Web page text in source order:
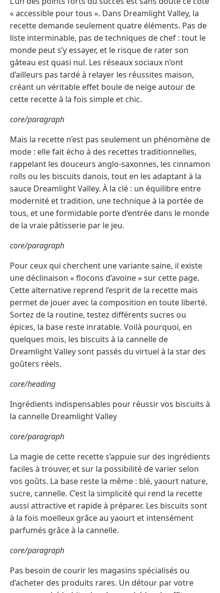
« accessible pour tous ». Dans Dreamlight Valley, la
recette demande seulement quatre éléments. Pas de
liste interminable, pas de techniques de chef : tout le
monde peut s’y essayer, et le risque de rater son
gâteau est quasi nul. Les réseaux sociaux n’ont
d’ailleurs pas tardé à relayer les réussites maison,
créant un véritable effet boule de neige autour de
cette recette à la fois simple et chic.
core/paragraph
Mais la recette n’est pas seulement un phénomène de
mode : elle fait écho à des recettes traditionnelles,
rappelant les douceurs anglo-saxonnes, les cinnamon
rolls ou les biscuits danois, tout en les adaptant à la
sauce Dreamlight Valley. À la clé : un équilibre entre
modernité et tradition, une technique à la portée de
tous, et une formidable porte d’entrée dans le monde
de la vraie pâtisserie par le jeu.
core/paragraph
Pour ceux qui cherchent une variante saine, il existe
une déclinaison « flocons d’avoine » sur cette page.
Cette alternative reprend l’esprit de la recette mais
permet de jouer avec la composition en toute liberté.
Sortez de la routine, testez différents sucres ou
épices, la base reste inratable. Voilà pourquoi, en
quelques mois, les biscuits à la cannelle de
Dreamlight Valley sont passés du virtuel à la star des
goûters réels.
core/heading
Ingrédients indispensables pour réussir vos biscuits à
la cannelle Dreamlight Valley
core/paragraph
La magie de cette recette s’appuie sur des ingrédients
faciles à trouver, et sur la possibilité de varier selon
vos goûts. La base reste la même : blé, yaourt nature,
sucre, cannelle. C’est la simplicité qui rend la recette
aussi attractive et rapide à préparer. Les biscuits sont
à la fois moelleux grâce au yaourt et intensément
parfumés grâce à la cannelle.
core/paragraph
Pas besoin de courir les magasins spécialisés ou
d’acheter des produits rares. Un détour par votre